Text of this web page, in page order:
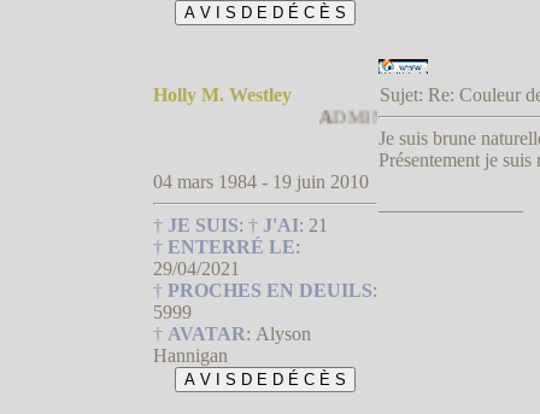
Holly M. Westley
DMIN † QU'ON LUI
04 mars 1984 - 19 juin 2010
† JE SUIS: † J'AI: 21
† ENTERRÉ LE:
29/04/2021
† PROCHES EN DEUILS:
5999
† AVATAR: Alyson
Hannigan
Sujet: Re: Couleur
Je suis brune
Présentement je suis